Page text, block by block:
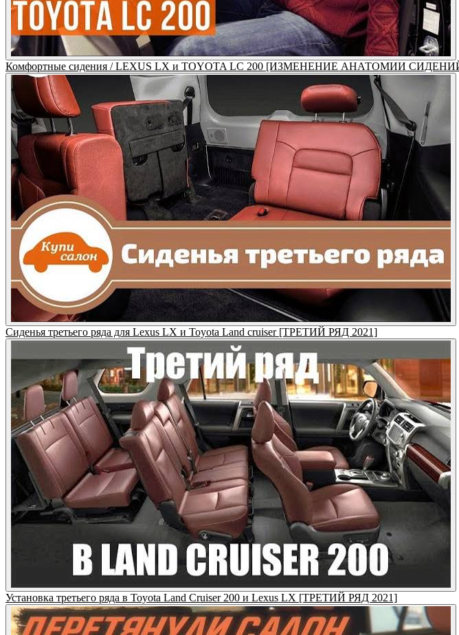
Комфортные сидения / LEXUS LX и TOYOTA LC 200 [ИЗМЕНЕНИЕ АНАТОМИИ
Сиденья третьего ряда для Lexus LX и Toyota Land cruiser [ТРЕТИЙ РЯД 2021]
Установка третьего ряда в Toyota Land Cruiser 200 и Lexus LX [ТРЕТИЙ РЯД 2021]